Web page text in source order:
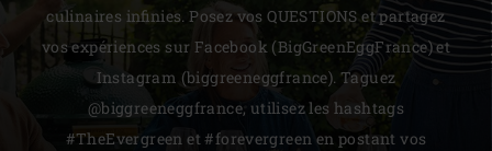
culinaires infinies. Posez vos QUESTIONS et partagez
vos expériences sur Facebook (BigGreenEggFrance) et
Instagram (biggreeneggfrance). Taguez
@biggreeneggfrance, utilisez les hashtags
#TheEvergreen et #forevergreen en postant vos